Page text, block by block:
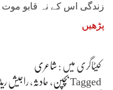
زندگی اس کے نہ قابو موت
پڑھیں
کیٹاگری میں : شاعری
Taggedبچپن ، حادثہ، راجیش